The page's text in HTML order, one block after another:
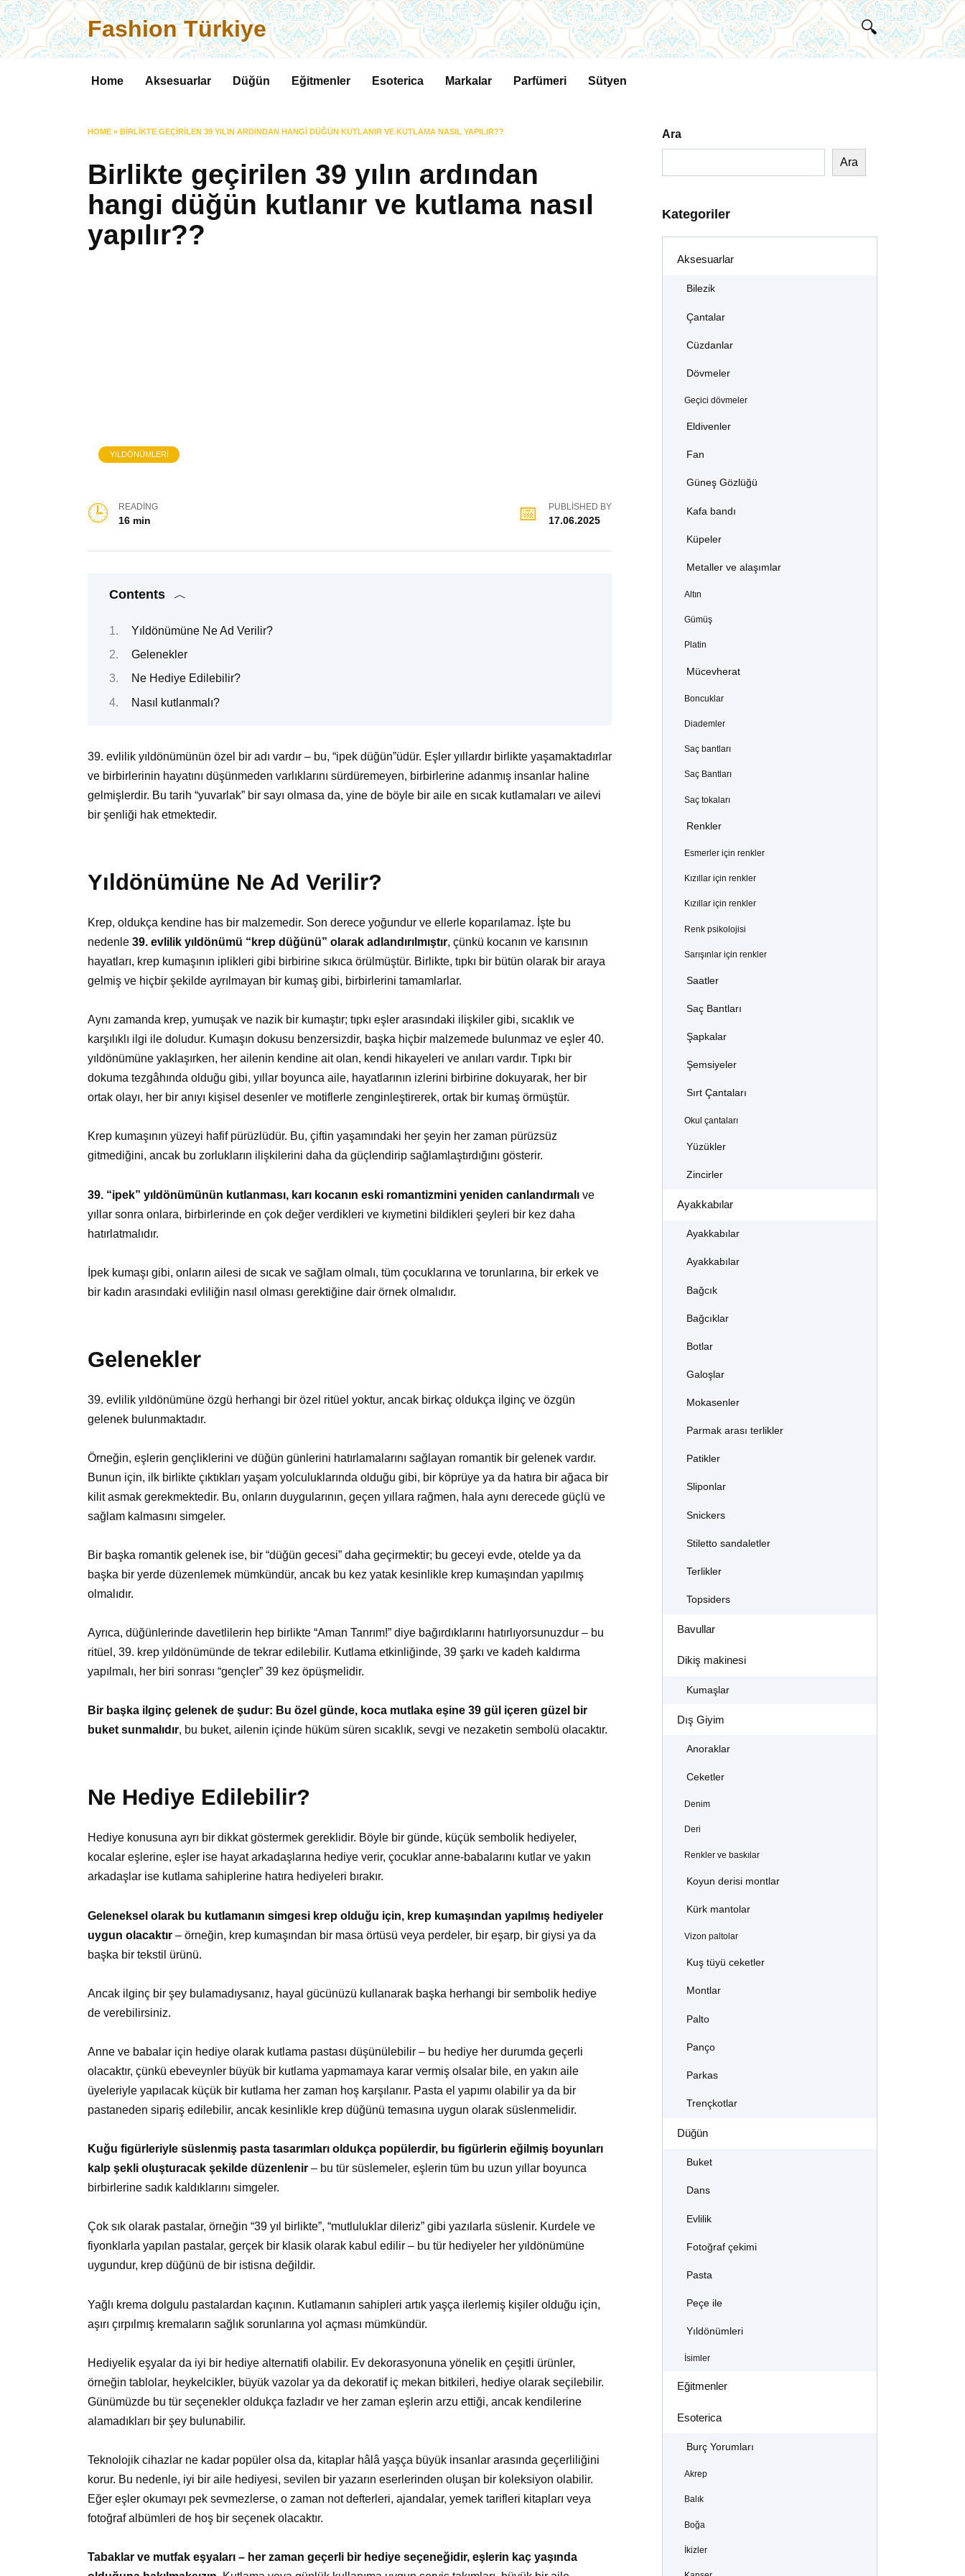
Skip
to
content
Fashion Türkiye
Home Aksesuarlar Düğün Eğitmenler Esoterica Markalar Parfümeri Sütyen
HOME » BIRLIKTE GEÇIRILEN 39 YILIN ARDINDAN HANGI DÜĞÜN KUTLANIR VE KUTLAMA NASIL YAPILIR??
Birlikte geçirilen 39 yılın ardından
hangi düğün kutlanır ve kutlama nasıl
yapılır??
YILDÖNÜMLERI
READING
16 min
PUBLISHED BY
17.06.2025
Contents
Yıldönümüne Ne Ad Verilir?
Gelenekler
Ne Hediye Edilebilir?
Nasıl kutlanmalı?
39. evlilik yıldönümünün özel bir adı vardır – bu, “ipek düğün”üdür. Eşler yıllardır birlikte yaşamaktadırlar
ve birbirlerinin hayatını düşünmeden varlıklarını sürdüremeyen, birbirlerine adanmış insanlar haline
gelmişlerdir. Bu tarih “yuvarlak” bir sayı olmasa da, yine de böyle bir aile en sıcak kutlamaları ve ailevi
bir şenliği hak etmektedir.
Yıldönümüne Ne Ad Verilir?
Krep, oldukça kendine has bir malzemedir. Son derece yoğundur ve ellerle koparılamaz. İşte bu
nedenle 39. evlilik yıldönümü “krep düğünü” olarak adlandırılmıştır, çünkü kocanın ve karısının
hayatları, krep kumaşının iplikleri gibi birbirine sıkıca örülmüştür. Birlikte, tıpkı bir bütün olarak bir araya
gelmiş ve hiçbir şekilde ayrılmayan bir kumaş gibi, birbirlerini tamamlarlar.
Aynı zamanda krep, yumuşak ve nazik bir kumaştır; tıpkı eşler arasındaki ilişkiler gibi, sıcaklık ve
karşılıklı ilgi ile doludur. Kumaşın dokusu benzersizdir, başka hiçbir malzemede bulunmaz ve eşler 40.
yıldönümüne yaklaşırken, her ailenin kendine ait olan, kendi hikayeleri ve anıları vardır. Tıpkı bir
dokuma tezgâhında olduğu gibi, yıllar boyunca aile, hayatlarının izlerini birbirine dokuyarak, her bir
ortak olayı, her bir anıyı kişisel desenler ve motiflerle zenginleştirerek, ortak bir kumaş örmüştür.
Krep kumaşının yüzeyi hafif pürüzlüdür. Bu, çiftin yaşamındaki her şeyin her zaman pürüzsüz
gitmediğini, ancak bu zorlukların ilişkilerini daha da güçlendirip sağlamlaştırdığını gösterir.
39. “ipek” yıldönümünün kutlanması, karı kocanın eski romantizmini yeniden canlandırmalı ve
yıllar sonra onlara, birbirlerinde en çok değer verdikleri ve kıymetini bildikleri şeyleri bir kez daha
hatırlatmalıdır.
İpek kumaşı gibi, onların ailesi de sıcak ve sağlam olmalı, tüm çocuklarına ve torunlarına, bir erkek ve
bir kadın arasındaki evliliğin nasıl olması gerektiğine dair örnek olmalıdır.
Gelenekler
39. evlilik yıldönümüne özgü herhangi bir özel ritüel yoktur, ancak birkaç oldukça ilginç ve özgün
gelenek bulunmaktadır.
Örneğin, eşlerin gençliklerini ve düğün günlerini hatırlamalarını sağlayan romantik bir gelenek vardır.
Bunun için, ilk birlikte çıktıkları yaşam yolculuklarında olduğu gibi, bir köprüye ya da hatıra bir ağaca bir
kilit asmak gerekmektedir. Bu, onların duygularının, geçen yıllara rağmen, hala aynı derecede güçlü ve
sağlam kalmasını simgeler.
Bir başka romantik gelenek ise, bir “düğün gecesi” daha geçirmektir; bu geceyi evde, otelde ya da
başka bir yerde düzenlemek mümkündür, ancak bu kez yatak kesinlikle krep kumaşından yapılmış
olmalıdır.
Ayrıca, düğünlerinde davetlilerin hep birlikte “Aman Tanrım!” diye bağırdıklarını hatırlıyorsunuzdur – bu
ritüel, 39. krep yıldönümünde de tekrar edilebilir. Kutlama etkinliğinde, 39 şarkı ve kadeh kaldırma
yapılmalı, her biri sonrası “gençler” 39 kez öpüşmelidir.
Bir başka ilginç gelenek de şudur: Bu özel günde, koca mutlaka eşine 39 gül içeren güzel bir
buket sunmalıdır, bu buket, ailenin içinde hüküm süren sıcaklık, sevgi ve nezaketin sembolü olacaktır.
Ne Hediye Edilebilir?
Hediye konusuna ayrı bir dikkat göstermek gereklidir. Böyle bir günde, küçük sembolik hediyeler,
kocalar eşlerine, eşler ise hayat arkadaşlarına hediye verir, çocuklar anne-babalarını kutlar ve yakın
arkadaşlar ise kutlama sahiplerine hatıra hediyeleri bırakır.
Geleneksel olarak bu kutlamanın simgesi krep olduğu için, krep kumaşından yapılmış hediyeler
uygun olacaktır – örneğin, krep kumaşından bir masa örtüsü veya perdeler, bir eşarp, bir giysi ya da
başka bir tekstil ürünü.
Ancak ilginç bir şey bulamadıysanız, hayal gücünüzü kullanarak başka herhangi bir sembolik hediye
de verebilirsiniz.
Anne ve babalar için hediye olarak kutlama pastası düşünülebilir – bu hediye her durumda geçerli
olacaktır, çünkü ebeveynler büyük bir kutlama yapmamaya karar vermiş olsalar bile, en yakın aile
üyeleriyle yapılacak küçük bir kutlama her zaman hoş karşılanır. Pasta el yapımı olabilir ya da bir
pastaneden sipariş edilebilir, ancak kesinlikle krep düğünü temasına uygun olarak süslenmelidir.
Kuğu figürleriyle süslenmiş pasta tasarımları oldukça popülerdir, bu figürlerin eğilmiş boyunları
kalp şekli oluşturacak şekilde düzenlenir – bu tür süslemeler, eşlerin tüm bu uzun yıllar boyunca
birbirlerine sadık kaldıklarını simgeler.
Çok sık olarak pastalar, örneğin “39 yıl birlikte”, “mutluluklar dileriz” gibi yazılarla süslenir. Kurdele ve
fiyonklarla yapılan pastalar, gerçek bir klasik olarak kabul edilir – bu tür hediyeler her yıldönümüne
uygundur, krep düğünü de bir istisna değildir.
Yağlı krema dolgulu pastalardan kaçının. Kutlamanın sahipleri artık yaşça ilerlemiş kişiler olduğu için,
aşırı çırpılmış kremaların sağlık sorunlarına yol açması mümkündür.
Hediyelik eşyalar da iyi bir hediye alternatifi olabilir. Ev dekorasyonuna yönelik en çeşitli ürünler,
örneğin tablolar, heykelcikler, büyük vazolar ya da dekoratif iç mekan bitkileri, hediye olarak seçilebilir.
Günümüzde bu tür seçenekler oldukça fazladır ve her zaman eşlerin arzu ettiği, ancak kendilerine
alamadıkları bir şey bulunabilir.
Teknolojik cihazlar ne kadar popüler olsa da, kitaplar hâlâ yaşça büyük insanlar arasında geçerliliğini
korur. Bu nedenle, iyi bir aile hediyesi, sevilen bir yazarın eserlerinden oluşan bir koleksiyon olabilir.
Eğer eşler okumayı pek sevmezlerse, o zaman not defterleri, ajandalar, yemek tarifleri kitapları veya
fotoğraf albümleri de hoş bir seçenek olacaktır.
Tabaklar ve mutfak eşyaları – her zaman geçerli bir hediye seçeneğidir, eşlerin kaç yaşında
Ara
Ara
Kategoriler
Aksesuarlar
Bilezik
Çantalar
Cüzdanlar
Dövmeler
Geçici dövmeler
Eldivenler
Fan
Güneş Gözlüğü
Kafa bandı
Küpeler
Metaller ve alaşımlar
Altın
Gümüş
Platin
Mücevherat
Boncuklar
Diademler
Saç bantları
Saç Bantları
Saç tokaları
Renkler
Esmerler için renkler
Kızıllar için renkler
Kızıllar için renkler
Renk psikolojisi
Sarışınlar için renkler
Saatler
Saç Bantları
Şapkalar
Şemsiyeler
Sırt Çantaları
Okul çantaları
Yüzükler
Zincirler
Ayakkabılar
Ayakkabılar
Ayakkabılar
Bağcık
Bağcıklar
Botlar
Galoşlar
Mokasenler
Parmak arası terlikler
Patikler
Sliponlar
Snickers
Stiletto sandaletler
Terlikler
Topsiders
Bavullar
Dikiş makinesi
Kumaşlar
Dış Giyim
Anoraklar
Ceketler
Denim
Deri
Renkler ve baskılar
Koyun derisi montlar
Kürk mantolar
Vizon paltolar
Kuş tüyü ceketler
Montlar
Palto
Panço
Parkas
Trençkotlar
Düğün
Buket
Dans
Evlilik
Fotoğraf çekimi
Pasta
Peçe ile
Yıldönümleri
İsimler
Eğitmenler
Esoterica
Burç Yorumları
Akrep
Balık
Boğa
İkizler